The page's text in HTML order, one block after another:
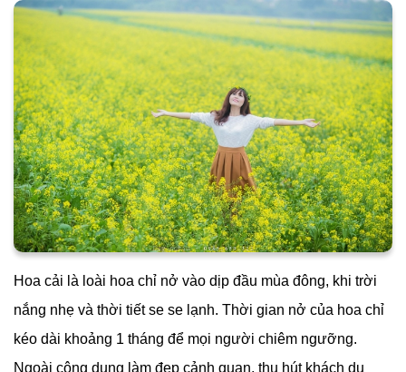
Hoa cải là loài hoa chỉ nở vào dịp đầu mùa đông, khi trời
nắng nhẹ và thời tiết se se lạnh. Thời gian nở của hoa chỉ
kéo dài khoảng 1 tháng để mọi người chiêm ngưỡng.
Ngoài công dụng làm đẹp cảnh quan, thu hút khách du